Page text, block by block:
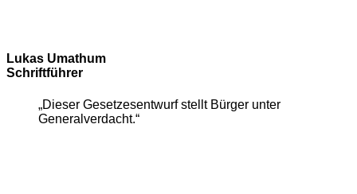
Lukas Umathum
Schriftführer
„Dieser Gesetzesentwurf stellt Bürger unter
Generalverdacht.“